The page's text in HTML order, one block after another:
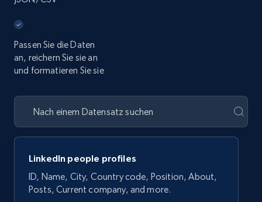
Passen Sie die Daten
an, reichern Sie sie an
und formatieren Sie sie
LinkedIn people profiles
ID, Name, City, Country code, Position, About,
Posts, Current company, and more.